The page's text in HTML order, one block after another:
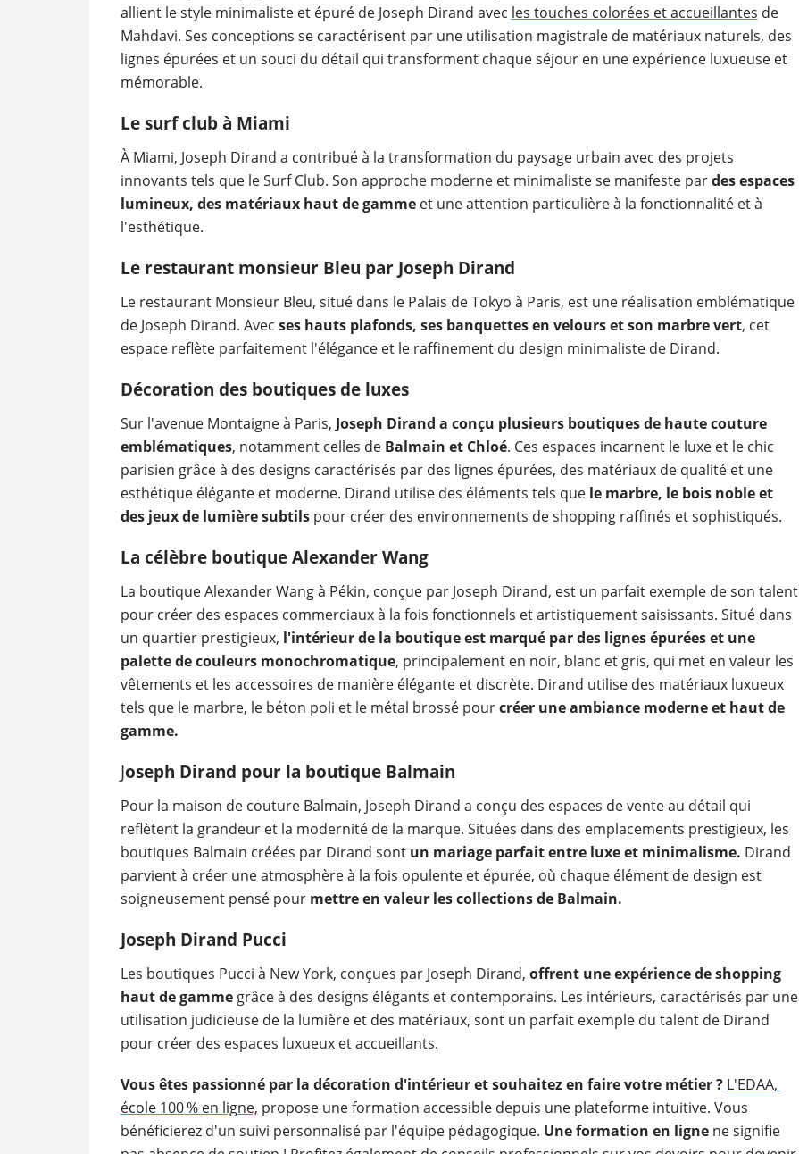
allient le style minimaliste et épuré de Joseph Dirand avec les touches colorées et accueillantes de
Mahdavi. Ses conceptions se caractérisent par une utilisation magistrale de matériaux naturels, des
lignes épurées et un souci du détail qui transforment chaque séjour en une expérience luxueuse et
mémorable.
Le surf club à Miami
À Miami, Joseph Dirand a contribué à la transformation du paysage urbain avec des projets
innovants tels que le Surf Club. Son approche moderne et minimaliste se manifeste pardes espaces
lumineux, des matériaux haut de gammeet une attention particulière à la fonctionnalité et à
l'esthétique.
Le restaurant monsieur Bleu par Joseph Dirand
Le restaurant Monsieur Bleu, situé dans le Palais de Tokyo à Paris, est une réalisation emblématique
de Joseph Dirand. Avec ses hauts plafonds, ses banquettes en velours et son marbre vert, cet
espace reflète parfaitement l'élégance et le raffinement du design minimaliste de Dirand.
Décoration des boutiques de luxes
Sur l'avenue Montaigne à Paris, Joseph Dirand a conçu plusieurs boutiques de haute couture
emblématiques, notamment celles de Balmain et Chloé. Ces espaces incarnent le luxe et le chic
parisien grâce à des designs caractérisés par des lignes épurées, des matériaux de qualité et une
esthétique élégante et moderne. Dirand utilise des éléments tels que le marbre, le bois noble et
des jeux de lumière subtilspour créer des environnements de shopping raffinés et sophistiqués​.
La célèbre boutique Alexander Wang
La boutique Alexander Wang à Pékin, conçue par Joseph Dirand, est un parfait exemple de son talent
pour créer des espaces commerciaux à la fois fonctionnels et artistiquement saisissants. Situé dans
un quartier prestigieux, l'intérieur de la boutique est marqué par des lignes épurées et une
palette de couleurs monochromatique, principalement en noir, blanc et gris, qui met en valeur les
vêtements et les accessoires de manière élégante et discrète. Dirand utilise des matériaux luxueux
tels que le marbre, le béton poli et le métal brossé pourcréer une ambiance moderne et haut de
gamme.
Joseph Dirand pour la boutique Balmain
Pour la maison de couture Balmain, Joseph Dirand a conçu des espaces de vente au détail qui
reflètent la grandeur et la modernité de la marque. Situées dans des emplacements prestigieux, les
boutiques Balmain créées par Dirand sont un mariage parfait entre luxe et minimalisme. Dirand
parvient à créer une atmosphère à la fois opulente et épurée, où chaque élément de design est
soigneusement pensé pour mettre en valeur les collections de Balmain.
Joseph Dirand Pucci
Les boutiques Pucci à New York, conçues par Joseph Dirand, offrent une expérience de shopping
haut de gammegrâce à des designs élégants et contemporains. Les intérieurs, caractérisés par une
utilisation judicieuse de la lumière et des matériaux, sont un parfait exemple du talent de Dirand
pour créer des espaces luxueux et accueillants.
Vous êtes passionné par la décoration d'intérieur et souhaitez en faire votre métier ? L'EDAA,
école 100 % en ligne, propose une formation accessible depuis une plateforme intuitive. Vous
bénéficierez d'un suivi personnalisé par l'équipe pédagogique. Une formation en ligne ne signifie